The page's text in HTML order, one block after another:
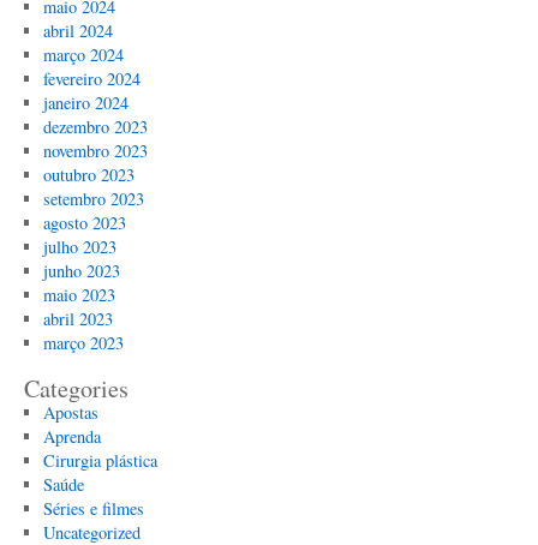
maio 2024
abril 2024
março 2024
fevereiro 2024
janeiro 2024
dezembro 2023
novembro 2023
outubro 2023
setembro 2023
agosto 2023
julho 2023
junho 2023
maio 2023
abril 2023
março 2023
Categories
Apostas
Aprenda
Cirurgia plástica
Saúde
Séries e filmes
Uncategorized